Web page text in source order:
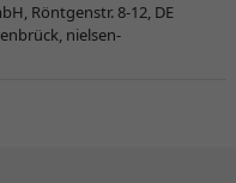
Röntgenstr. 8-12, DE
nielsen-